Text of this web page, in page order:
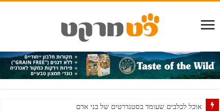
אוכל לכלבים שעומד בסטנדרטים של בני אדם